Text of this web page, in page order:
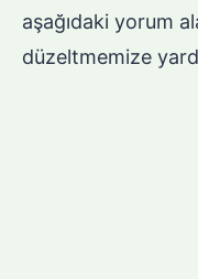
aşağıdaki yorum
düzeltmemize